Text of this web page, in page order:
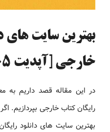
بهترین سایت های
خارجی [آپدیت 1405]
در این مقاله قصد داریم به
رایگان کتاب خارجی
بهترین سایت های دانلود